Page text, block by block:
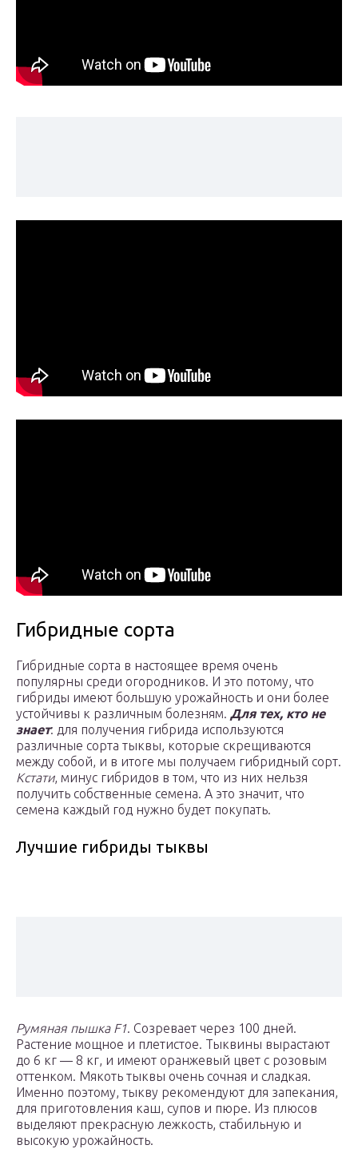
Гибридные сорта
Гибридные сорта в настоящее время очень
популярны среди огородников. И это потому, что
гибриды имеют большую урожайность и они более
устойчивы к различным болезням. Для тех, кто не
знает: для получения гибрида используются
различные сорта тыквы, которые скрещиваются
между собой, и в итоге мы получаем гибридный сорт.
Кстати, минус гибридов в том, что из них нельзя
получить собственные семена. А это значит, что
семена каждый год нужно будет покупать.
Лучшие гибриды тыквы
Румяная пышка F1. Созревает через 100 дней.
Растение мощное и плетистое. Тыквины вырастают
до 6 кг — 8 кг, и имеют оранжевый цвет с розовым
оттенком. Мякоть тыквы очень сочная и сладкая.
Именно поэтому, тыкву рекомендуют для запекания,
для приготовления каш, супов и пюре. Из плюсов
выделяют прекрасную лежкость, стабильную и
высокую урожайность.